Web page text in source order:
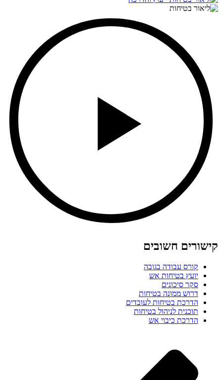
קישורים חשובים
קורס עבודה בגובה
יועץ בטיחות אש
סקר סיכונים
דרוש ממונה בטיחות
הדרכת בטיחות לעובדים
תוכנית לניהול בטיחות
הדרכת כיבוי אש